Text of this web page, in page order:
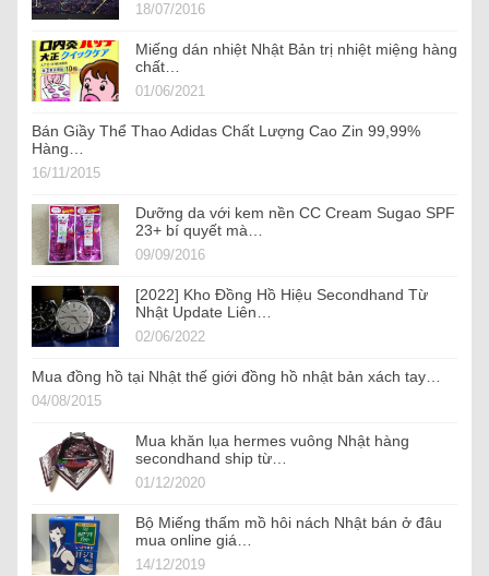
18/07/2016
Miếng dán nhiệt Nhật Bản trị nhiệt miệng hàng
chất…
01/06/2021
Bán Giầy Thể Thao Adidas Chất Lượng Cao Zin 99,99%
Hàng…
16/11/2015
Dưỡng da với kem nền CC Cream Sugao SPF
23+ bí quyết mà…
09/09/2016
[2022] Kho Đồng Hồ Hiệu Secondhand Từ
Nhật Update Liên…
02/06/2022
Mua đồng hồ tại Nhật thế giới đồng hồ nhật bản xách tay…
04/08/2015
Mua khăn lụa hermes vuông Nhật hàng
secondhand ship từ…
01/12/2020
Bộ Miếng thấm mồ hôi nách Nhật bán ở đâu
mua online giá…
14/12/2019